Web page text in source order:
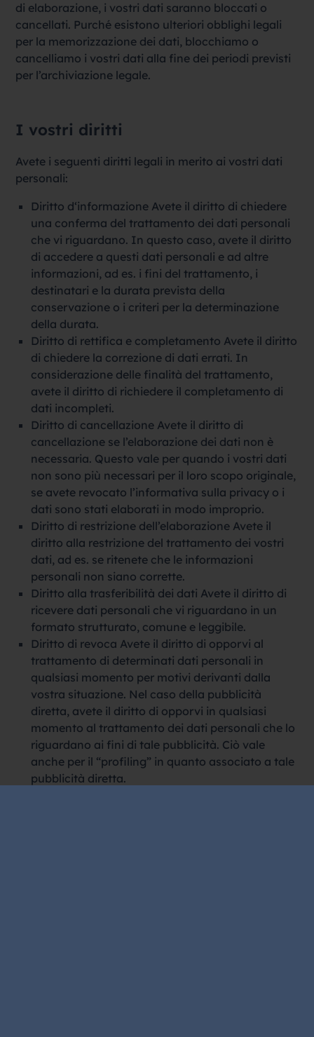
di elaborazione, i vostri dati saranno bloccati o
cancellati. Purché esistono ulteriori obblighi legali
per la memorizzazione dei dati, blocchiamo o
cancelliamo i vostri dati alla fine dei periodi previsti
per l’archiviazione legale.
I vostri diritti
Avete i seguenti diritti legali in merito ai vostri dati
personali:
Diritto d‘informazione Avete il diritto di chiedere
una conferma del trattamento dei dati personali
che vi riguardano. In questo caso, avete il diritto
di accedere a questi dati personali e ad altre
informazioni, ad es. i fini del trattamento, i
destinatari e la durata prevista della
conservazione o i criteri per la determinazione
della durata.
Diritto di rettifica e completamento Avete il diritto
di chiedere la correzione di dati errati. In
considerazione delle finalità del trattamento,
avete il diritto di richiedere il completamento di
dati incompleti.
Diritto di cancellazione Avete il diritto di
cancellazione se l’elaborazione dei dati non è
necessaria. Questo vale per quando i vostri dati
non sono più necessari per il loro scopo originale,
se avete revocato l’informativa sulla privacy o i
dati sono stati elaborati in modo improprio.
Diritto di restrizione dell’elaborazione Avete il
diritto alla restrizione del trattamento dei vostri
dati, ad es. se ritenete che le informazioni
personali non siano corrette.
Diritto alla trasferibilità dei dati Avete il diritto di
ricevere dati personali che vi riguardano in un
formato strutturato, comune e leggibile.
Diritto di revoca Avete il diritto di opporvi al
trattamento di determinati dati personali in
qualsiasi momento per motivi derivanti dalla
vostra situazione. Nel caso della pubblicità
diretta, avete il diritto di opporvi in qualsiasi
momento al trattamento dei dati personali che lo
riguardano ai fini di tale pubblicità. Ciò vale
anche per il “profiling” in quanto associato a tale
pubblicità diretta.